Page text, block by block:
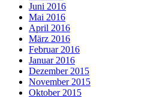
Juni 2016
Mai 2016
April 2016
März 2016
Februar 2016
Januar 2016
Dezember 2015
November 2015
Oktober 2015